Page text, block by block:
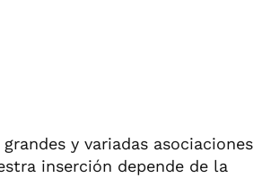
y variadas asociaciones
inserción depende de la